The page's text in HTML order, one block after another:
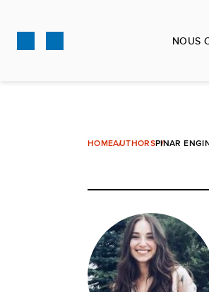
contenu
NOUS
HOMEAUTHORSPINAR